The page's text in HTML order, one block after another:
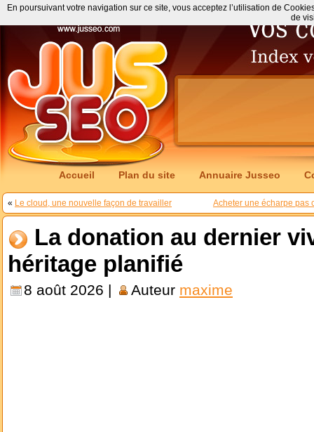
Accueil Plan du site Annuaire Jusseo
« Le cloud, une nouvelle façon de travailler Acheter une écharpe pas
La donation au dernier
héritage planifié
8 août 2026 | Auteur maxime
En poursuivant votre navigation sur ce site, vous acceptez l’utilisation de
de